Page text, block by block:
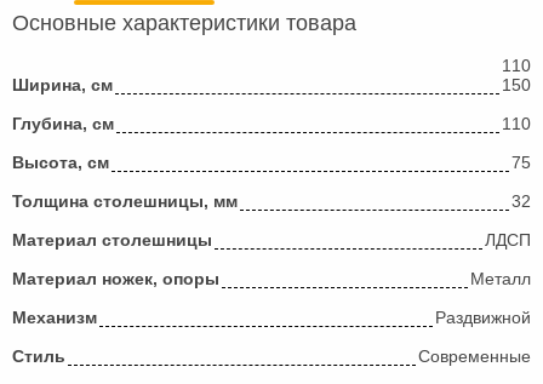
Основные характеристики товара
Ширина, см
110
150
Глубина, см
110
Высота, см
75
Толщина столешницы, мм
32
Материал столешницы
ЛДСП
Материал ножек, опоры
Металл
Механизм
Раздвижной
Стиль
Современные